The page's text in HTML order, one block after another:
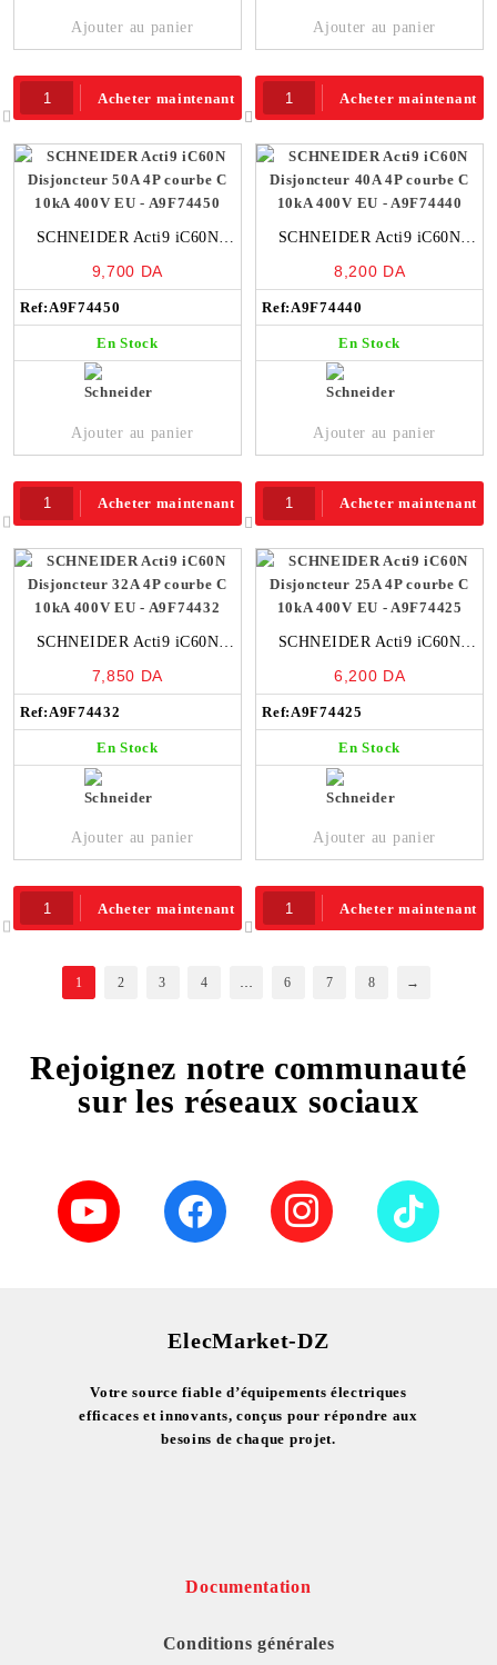
Ajouter au panier
Acheter maintenant
Ajouter au panier
Acheter maintenant
SCHNEIDER Acti9 iC60N
10kA 400V EU – A9F74450
9,700 DA
Ref: A9F74450
En Stock
Ajouter au panier
Acheter maintenant
SCHNEIDER Acti9 iC60N
10kA 400V EU – A9F74440
8,200 DA
Ref: A9F74440
En Stock
Ajouter au panier
Acheter maintenant
SCHNEIDER Acti9 iC60N
10kA 400V EU – A9F74432
7,850 DA
Ref:A9F74432
En Stock
Ajouter au panier
Acheter maintenant
SCHNEIDER Acti9 iC60N
10kA 400V EU – A9F74425
6,200 DA
Ref:A9F74425
En Stock
Ajouter au panier
Acheter maintenant
1 2 3 4 6 7 8 →
Rejoignez notre communauté
sur les réseaux sociaux
ElecMarket-DZ
Votre source fiable d’équipements électriques
efficaces et innovants, conçus pour répondre aux
besoins de chaque projet.
Documentation
Conditions générales